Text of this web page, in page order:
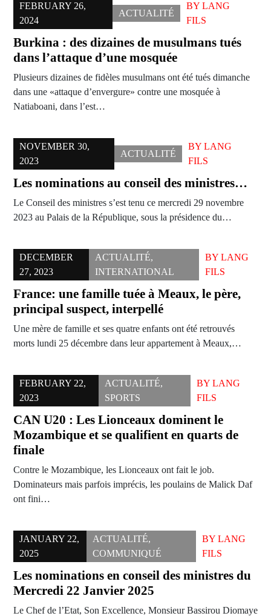
FEBRUARY 26,
2024
ACTUALITÉ
BYLANG
FILS
Burkina : des dizaines de musulmans tués
dans l’attaque d’une mosquée
Plusieurs dizaines de fidèles musulmans ont été tués dimanche
dans une «attaque d’envergure» contre une mosquée à
Natiaboani, dans l’est…
NOVEMBER 30,
2023
ACTUALITÉ
BY LANG
FILS
Les nominations au conseil des ministres…
Le Conseil des ministres s’est tenu ce mercredi 29 novembre
2023 au Palais de la République, sous la présidence du…
DECEMBER
27, 2023
ACTUALITÉ,
INTERNATIONAL
BYLANG
FILS
France: une famille tuée à Meaux, le père,
principal suspect, interpellé
Une mère de famille et ses quatre enfants ont été retrouvés
morts lundi 25 décembre dans leur appartement à Meaux,…
FEBRUARY 22,
2023
ACTUALITÉ,
SPORTS
BYLANG
FILS
CAN U20 : Les Lionceaux dominent le
Mozambique et se qualifient en quarts de
finale
Contre le Mozambique, les Lionceaux ont fait le job.
Dominateurs mais parfois imprécis, les poulains de Malick Daf
ont fini…
JANUARY 22,
2025
ACTUALITÉ,
COMMUNIQUÉ
BYLANG
FILS
Les nominations en conseil des ministres du
Mercredi 22 Janvier 2025
Le Chef de l’Etat, Son Excellence, Monsieur Bassirou Diomaye